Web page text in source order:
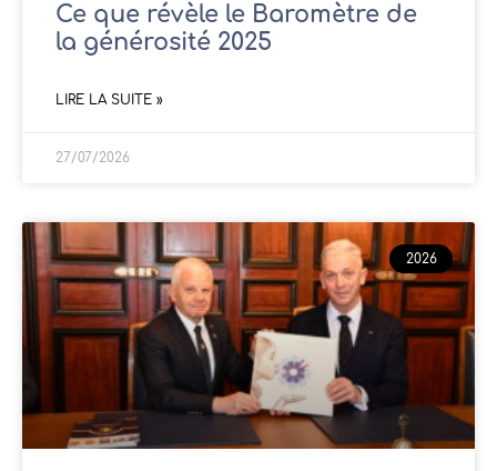
Ce que révèle le Baromètre de
la générosité 2025
LIRE LA SUITE »
27/07/2026
2026